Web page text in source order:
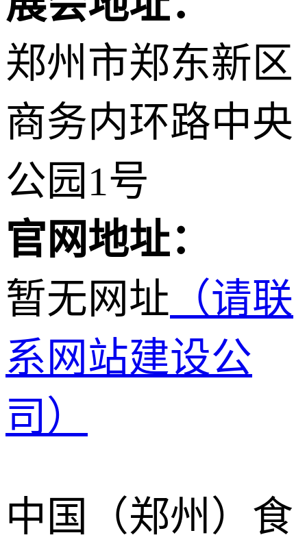
郑州市郑东新区
商务内环路中央
公园1号
官网地址：
暂无网址 （请联
系网站建设公
司）
中国（郑州）食